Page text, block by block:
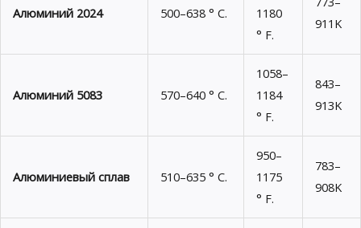
Алюминий 2024 500–638 ° C.
1180
° F.
911K
Алюминий 5083 570–640 ° C.
1058–
1184
° F.
843–
913K
Алюминиевый сплав 510–635 ° C.
950–
1175
° F.
783–
908K